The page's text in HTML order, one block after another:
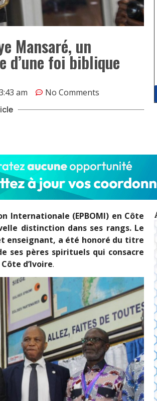
Mansaré, un
d’une foi biblique
am No Comments
Internationale (EPBOMI) en Côte
distinction dans ses rangs. Le
enseignant, a été honoré du titre
ses pères spirituels qui consacre
d’Ivoire.